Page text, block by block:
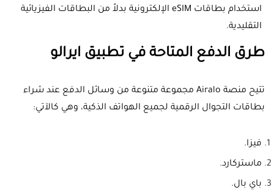
استخدام بطاقات eSIM الإلكترونية بدلاً من البطاقات الفيزيائية
التقليدية.
طرق الدفع المتاحة في تطبيق ايرالو
تتيح منصة Airalo مجموعة متنوعة من وسائل الدفع عند شراء
بطاقات التجوال الرقمية لجميع الهواتف الذكية، وهي كالآتي:
فيزا.
ماستركارد.
باي بال.